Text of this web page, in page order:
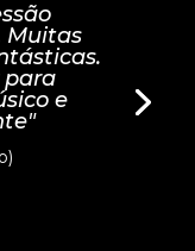
Muitas
para
e